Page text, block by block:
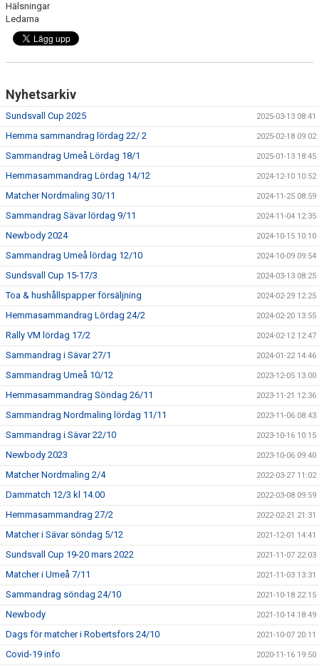
Hälsningar
Ledarna
Nyhetsarkiv
Sundsvall Cup 2025 2025-03-13 08:41
Hemma sammandrag lördag 22/ 2 2025-02-18 09:02
Sammandrag Umeå Lördag 18/1 2025-01-13 18:45
Hemmasammandrag Lördag 14/12 2024-12-10 10:52
Matcher Nordmaling 30/11 2024-11-25 08:59
Sammandrag Sävar lördag 9/11 2024-11-04 12:35
Newbody 2024 2024-10-15 10:10
Sammandrag Umeå lördag 12/10 2024-10-09 09:54
Sundsvall Cup 15-17/3 2024-03-13 08:25
Toa & hushållspapper försäljning 2024-02-29 12:25
Hemmasammandrag Lördag 24/2 2024-02-20 13:55
Rally VM lördag 17/2 2024-02-12 12:47
Sammandrag i Sävar 27/1 2024-01-22 14:46
Sammandrag Umeå 10/12 2023-12-05 13:00
Hemmasammandrag Söndag 26/11 2023-11-21 12:36
Sammandrag Nordmaling lördag 11/11 2023-11-06 08:43
Sammandrag i Sävar 22/10 2023-10-16 10:15
Newbody 2023 2023-10-06 09:40
Matcher Nordmaling 2/4 2022-03-27 11:02
Dammatch 12/3 kl 14.00 2022-03-08 09:59
Hemmasammandrag 27/2 2022-02-21 21:31
Matcher i Sävar söndag 5/12 2021-12-01 14:41
Sundsvall Cup 19-20 mars 2022 2021-11-07 22:03
Matcher i Umeå 7/11 2021-11-03 13:31
Sammandrag söndag 24/10 2021-10-18 22:15
Newbody 2021-10-14 18:49
Dags för matcher i Robertsfors 24/10 2021-10-07 20:11
Covid-19 info 2020-11-16 19:50